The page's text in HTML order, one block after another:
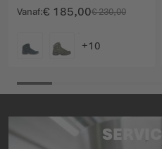
Vanaf € 185,00€ 230,00